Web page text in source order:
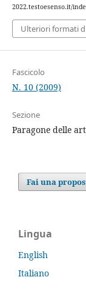
2022.testoesenso.it/
Ulteriori formati
Fascicolo
N. 10 (2009)
Sezione
Paragone delle
Fai una
Lingua
English
Italiano